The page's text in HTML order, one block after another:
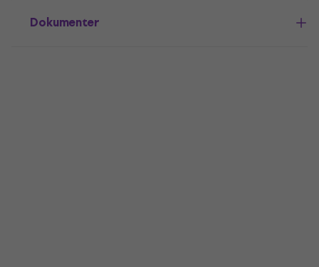
Dokumenter